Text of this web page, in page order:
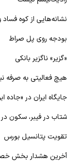
نشانه‌هایی از کوه فساد
بودجه روی پل صراط
«گزیر» ناگزیر بانکی
هیچ فعالیتی به صرفه
جایگاه ایران در «جاده
شتاب در فیبر، سکون
تقویت پتانسیل بورس
آخرین هشدار بخش